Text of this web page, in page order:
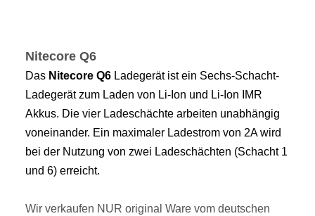
Nitecore Q6
Das Nitecore Q6 Ladegerät ist ein Sechs-Schacht-
Ladegerät zum Laden von Li-Ion und Li-Ion IMR
Akkus. Die vier Ladeschächte arbeiten unabhängig
voneinander. Ein maximaler Ladestrom von 2A wird
bei der Nutzung von zwei Ladeschächten (Schacht 1
und 6) erreicht.
Wir verkaufen NUR original Ware vom deutschen